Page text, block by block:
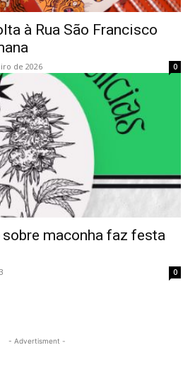
à Rua São Francisco
de 2026 0
maconha faz festa
0
- Advertisment -